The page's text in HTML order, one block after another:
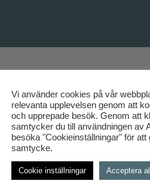
mark i Åsa
Vi använder cookies på vår
relevanta upplevelsen genom att
och upprepade besök. Genom att
samtycker du till användningen av
besöka "Cookieinställningar" för att
samtycke.
Cookie inställningar Acceptera